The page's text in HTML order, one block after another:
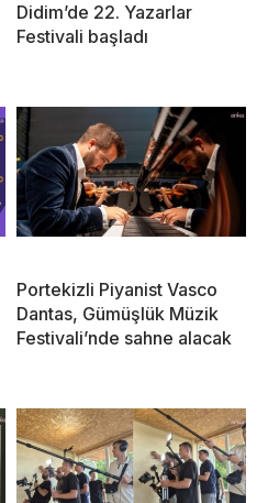
Didim’de 22. Yazarlar
Festivali başladı
Portekizli Piyanist Vasco
Dantas, Gümüşlük Müzik
Festivali’nde sahne alacak